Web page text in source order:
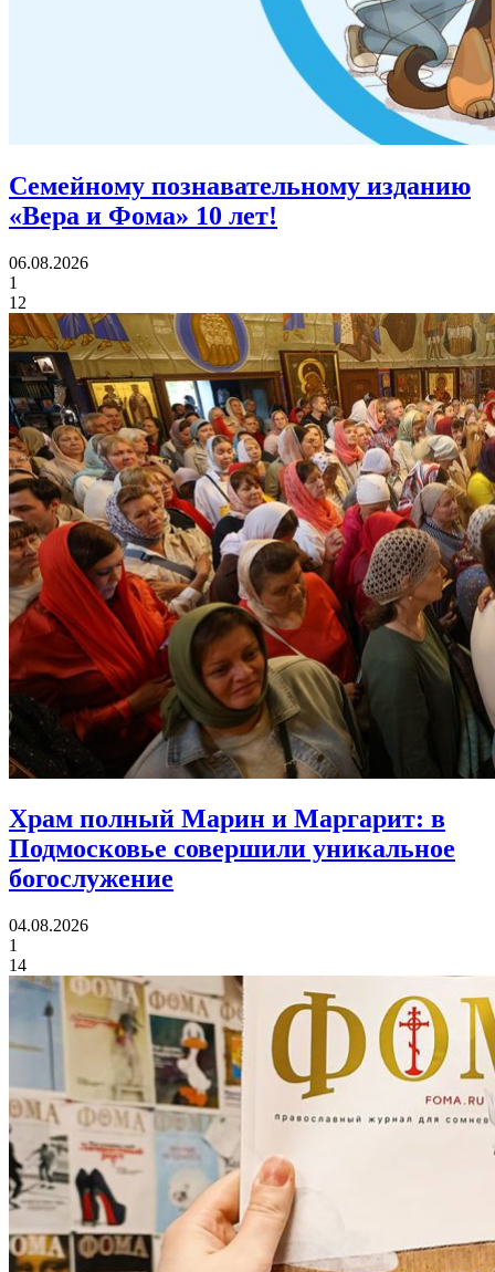
Семейному познавательному изданию
«Вера и Фома» 10 лет!
06.08.2026
1
12
Храм полный Марин и Маргарит: в
Подмосковье совершили уникальное
богослужение
04.08.2026
1
14